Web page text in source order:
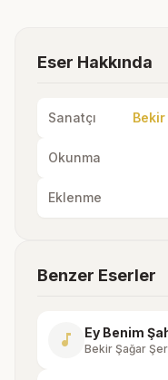
Eser Hakkında
Sanatçı
Okunma
Eklenme
Benzer Eserler
music_note Ey Benim
Bekir Şağar